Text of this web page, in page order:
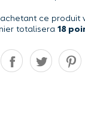
achetant ce produit
totalisera18